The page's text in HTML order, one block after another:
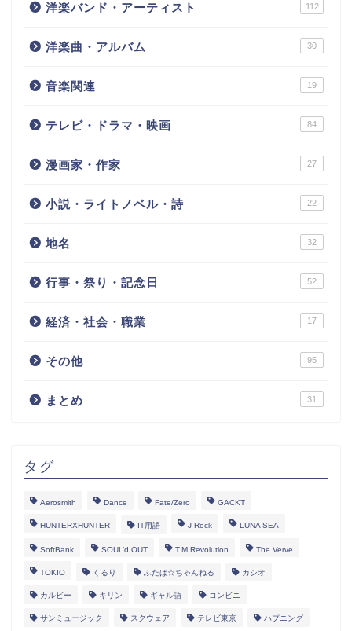
洋楽バンド・アーティスト 112
洋楽曲・アルバム 30
音楽関連 19
テレビ・ドラマ・映画 84
漫画家・作家 27
小説・ライトノベル・詩 22
地名 32
行事・祭り・記念日 52
経済・社会・職業 17
その他 95
まとめ 31
タグ
Aerosmith Dance Fate/Zero GACKT
HUNTERXHUNTER IT用語 J-Rock LUNA SEA
SoftBank SOUL’d OUT T.M.Revolution The Verve
TOKIO くるり ふたば☆ちゃんねる カシオ
カルビー キリン ギャル語 コンビニ
サンミュージック スクウェア テレビ東京 ハプニング